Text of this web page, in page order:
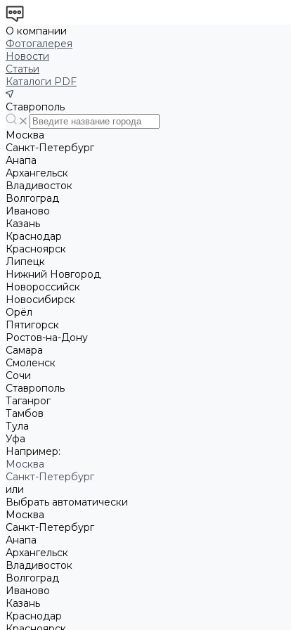
О компании
Фотогалерея
Новости
Статьи
Каталоги PDF
Ставрополь
Москва
Санкт-Петербург
Анапа
Архангельск
Владивосток
Волгоград
Иваново
Казань
Краснодар
Красноярск
Липецк
Нижний Новгород
Новороссийск
Новосибирск
Орёл
Пятигорск
Ростов-на-Дону
Самара
Смоленск
Сочи
Ставрополь
Таганрог
Тамбов
Тула
Уфа
Например:
Москва
Санкт-Петербург
или
Выбрать автоматически
Москва
Санкт-Петербург
Анапа
Архангельск
Владивосток
Волгоград
Иваново
Казань
Краснодар